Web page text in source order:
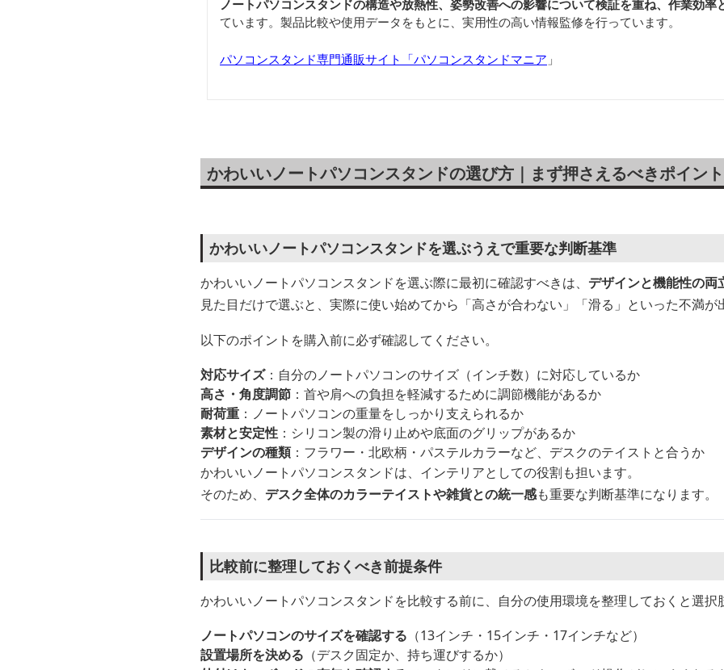
ノートパソコンスタンドの構造や放熱性、姿勢改善への影響について検証を重ね、作業効率
ています。製品比較や使用データをもとに、実用性の高い情報監修を行っています。
パソコンスタンド専門通販サイト「パソコンスタンドマニア 」
かわいいノートパソコンスタンドの選び方｜まず押さえるべきポイント
かわいいノートパソコンスタンドを選ぶうえで重要な判断基準
かわいいノートパソコンスタンドを選ぶ際に最初に確認すべきは、 デザインと機能性の両
見た目だけで選ぶと、実際に使い始めてから「高さが合わない」「滑る」といった不満が
以下のポイントを購入前に必ず確認してください。
対応サイズ：自分のノートパソコンのサイズ（インチ数）に対応しているか
高さ・角度調節 ：首や肩への負担を軽減するために調節機能があるか
耐荷重 ：ノートパソコンの重量をしっかり支えられるか
素材と安定性 ：シリコン製の滑り止めや底面のグリップがあるか
デザインの種類：フラワー・北欧柄・パステルカラーなど、デスクのテイストと合うか
かわいいノートパソコンスタンドは、インテリアとしての役割も担います。
そのため、 デスク全体のカラーテイストや雑貨との統一感も重要な判断基準になります。
比較前に整理しておくべき前提条件
かわいいノートパソコンスタンドを比較する前に、自分の使用環境を整理しておくと選択
ノートパソコンのサイズを確認する （13インチ・15インチ・17インチなど）
設置場所を決める （デスク固定か、持ち運びするか）